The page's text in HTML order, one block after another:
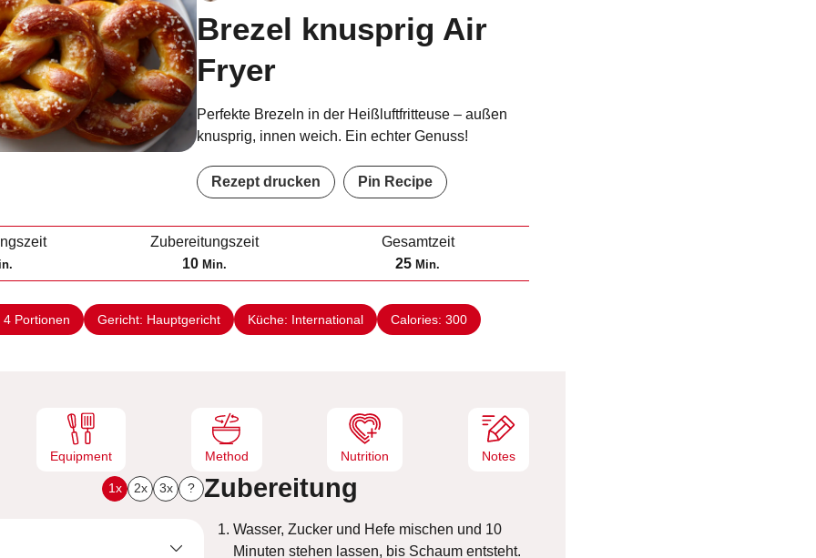
Brezel knusprig Air
Fryer
Perfekte Brezeln in der Heißluftfritteuse – außen
knusprig, innen weich. Ein echter Genuss!
Rezept drucken Pin Recipe
Zubereitungszeit
10M
i
n
u
Min.
Gesamtzeit
25M
i
n
u
Min.
4 Portionen Gericht: Hauptgericht Küche: International Calories: 300
Equipment Method Nutrition Notes
1x 2x 3x ? Zubereitung
Wasser, Zucker und Hefe mischen und 10
Minuten stehen lassen, bis Schaum entsteht.